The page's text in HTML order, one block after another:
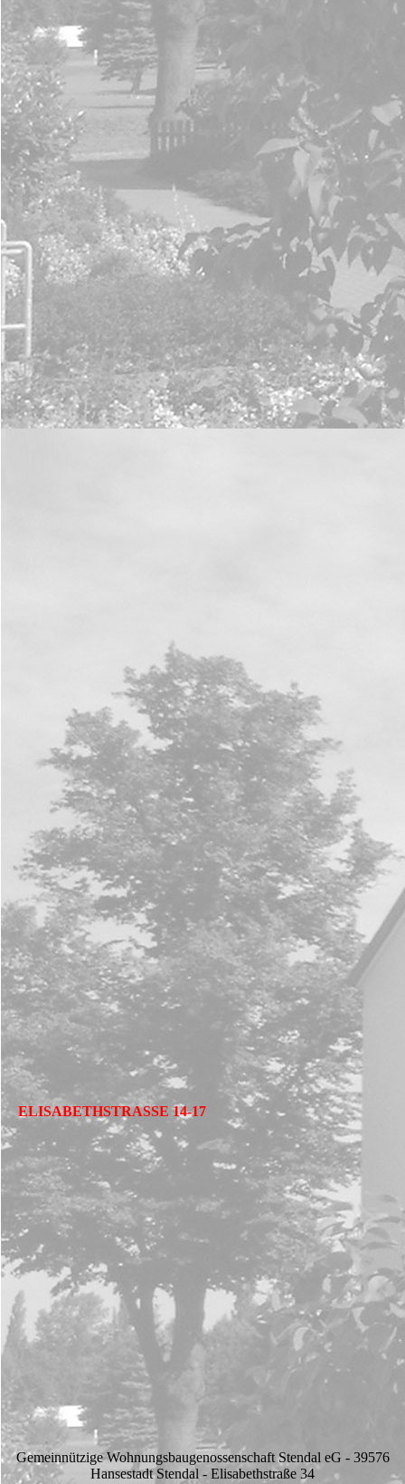
ELISABETHSTRASSE 14-17
Gemeinnützige Wohnungsbaugenossenschaft Stendal eG - 39576
Hansestadt Stendal - Elisabethstraße 34